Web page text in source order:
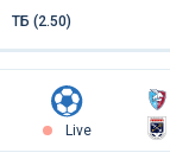
ТБ (2.50)
Live